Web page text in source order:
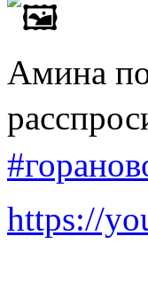
Амина
https://